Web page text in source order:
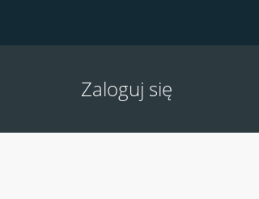
Zaloguj się